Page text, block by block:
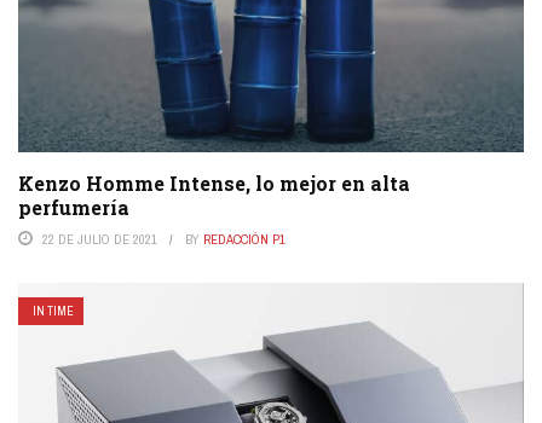
Kenzo Homme Intense, lo mejor en alta
perfumería
22 DE JULIO DE 2021 BY REDACCIÓN P1
IN TIME